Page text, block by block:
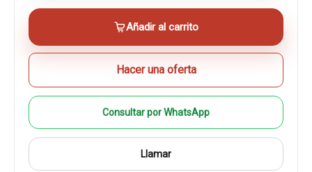
Añadir al carrito
Hacer una oferta
Consultar por WhatsApp
Llamar